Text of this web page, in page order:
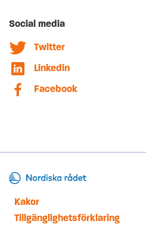
Social media
Twitter
Linkedin
Facebook
Kakor
Tillgänglighetsförklaring